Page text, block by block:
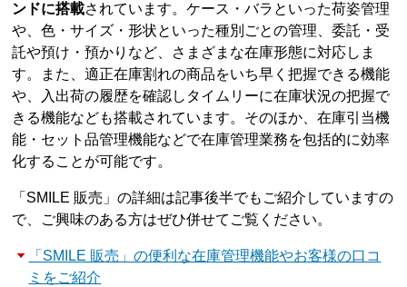
ンドに搭載されています。ケース・バラといった荷姿管理
や、色・サイズ・形状といった種別ごとの管理、委託・受
託や預け・預かりなど、さまざまな在庫形態に対応しま
す。また、適正在庫割れの商品をいち早く把握できる機能
や、入出荷の履歴を確認しタイムリーに在庫状況の把握で
きる機能なども搭載されています。そのほか、在庫引当機
能・セット品管理機能などで在庫管理業務を包括的に効率
化することが可能です。
「SMILE 販売」の詳細は記事後半でもご紹介していますの
で、ご興味のある方はぜひ併せてご覧ください。
「SMILE 販売」の便利な在庫管理機能やお客様の口コ
ミをご紹介